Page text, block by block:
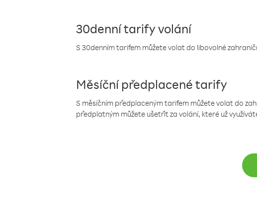
30denní tarify volání
S 30denním tarifem můžete volat do libovolné
Měsíční předplacené tarify
S měsíčním předplaceným tarifem můžete volat do
předplatným můžete ušetřit za volání, které už